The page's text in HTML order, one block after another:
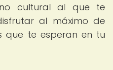
cultural al que te
al máximo de
que te esperan en tu